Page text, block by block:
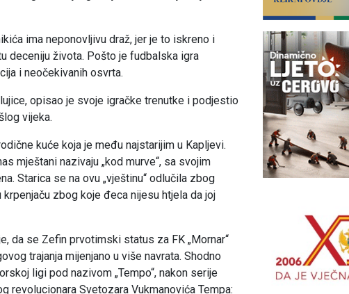
ima neponovljivu draž, jer je to iskreno i
deceniju života. Pošto je fudbalska igra
i neočekivanih osvrta.
opisao je svoje igračke trenutke i podjestio
vijeka.
kuće koja je među najstarijim u Kapljevi.
mještani nazivaju „kod murve“, sa svojim
Starica se na ovu „vještinu“ odlučila zbog
zbog koje đeca nijesu htjela da joj
da se Zefin prvotimski status za FK „Mornar“
trajanja mijenjano u više navrata. Shodno
ligi pod nazivom „Tempo“, nakon serije
revolucionara Svetozara Vukmanovića Tempa: